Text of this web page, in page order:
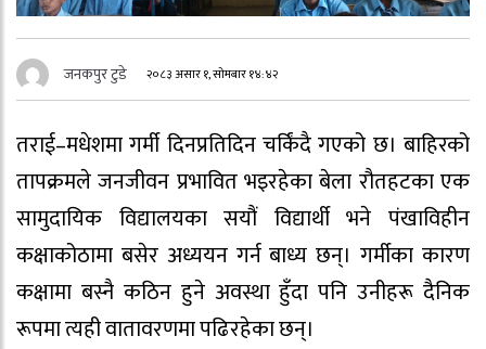
जनकपुर टुडे २०८३ असार १, सोमबार १४:४२
तराई–मधेशमा गर्मी दिनप्रतिदिन चर्किंदै गएको छ। बाहिरको
तापक्रमले जनजीवन प्रभावित भइरहेका बेला रौतहटका एक
सामुदायिक विद्यालयका सयौं विद्यार्थी भने पंखाविहीन
कक्षाकोठामा बसेर अध्ययन गर्न बाध्य छन्। गर्मीका कारण
कक्षामा बस्नै कठिन हुने अवस्था हुँदा पनि उनीहरू दैनिक
रूपमा त्यही वातावरणमा पढिरहेका छन्।